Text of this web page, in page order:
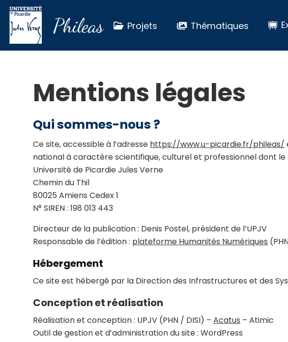
Phileas Projets Thématiques
Mentions légales
Qui sommes-nous ?
Ce site, accessible à l’adresse https://www.u-picardie.fr/phileas/
national à caractère scientifique, culturel et professionnel dont le
Université de Picardie Jules Verne
Chemin du Thil
80025 Amiens Cedex 1
N° SIREN : 198 013 443
Directeur de la publication : Denis Postel, président de l’UPJV
Responsable de l’édition : plateforme Humanités Numériques
Hébergement
Ce site est hébergé par la Direction des Infrastructures et des
Conception et réalisation
Réalisation et conception : UPJV (PHN / DISI) –Acatus – Atimic
Outil de gestion et d’administration du site : WordPress